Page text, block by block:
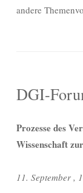
andere
DGI-
Prozesse des
Wissenschaft
11. September ,